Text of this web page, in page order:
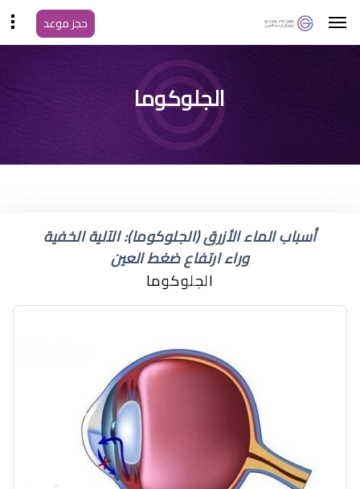
حجز موعد
ما اسم مرض الماء الزرقاء
في العين
الجلوكوما
أسباب الماء الأزرق (الجلوكوما): الآلية الخفية
وراء ارتفاع ضغط العين
الجلوكوما